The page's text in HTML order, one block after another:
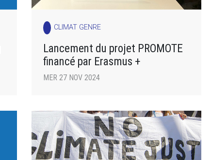
CLIMAT GENRE
Lancement du projet PROMOTE
financé par Erasmus +
MER 27 NOV 2024